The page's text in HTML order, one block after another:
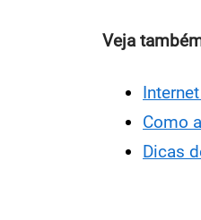
Veja
Como
Dicas